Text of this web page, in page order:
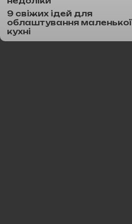
9 свіжих ідей для
облаштування маленької
кухні